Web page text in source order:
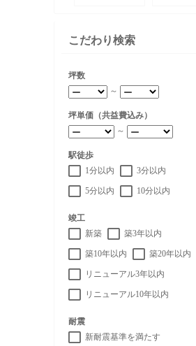
こだわり検索
坪数
～
坪単価（共益費込み）
～
駅徒歩
1分以内
3分以内
5分以内 10分以内
竣工
新築
築3年以内
築10年以内 築20年以内
リニューアル3年以内
リニューアル10年以内
耐震
新耐震基準を満たす